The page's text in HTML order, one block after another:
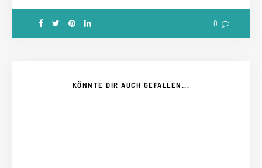
0
KÖNNTE DIR AUCH GEFALLEN...